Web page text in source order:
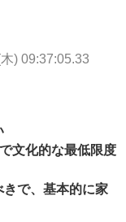
) 09:37:05.33
文化的な最低限度
で、基本的に家